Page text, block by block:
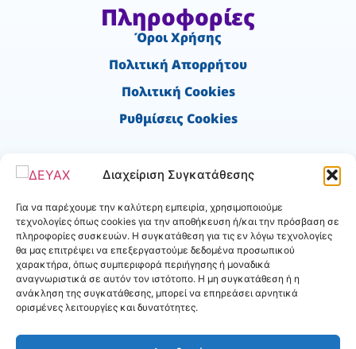
Διαχείριση Συγκατάθεσης
Για να παρέχουμε την καλύτερη εμπειρία, χρησιμοποιούμε
τεχνολογίες όπως cookies για την αποθήκευση ή/και την πρόσβαση σε
πληροφορίες συσκευών. Η συγκατάθεση για τις εν λόγω τεχνολογίες
θα μας επιτρέψει να επεξεργαστούμε δεδομένα προσωπικού
χαρακτήρα, όπως συμπεριφορά περιήγησης ή μοναδικά
αναγνωριστικά σε αυτόν τον ιστότοπο. Η μη συγκατάθεση ή η
ανάκληση της συγκατάθεσης, μπορεί να επηρεάσει αρνητικά
ορισμένες λειτουργίες και δυνατότητες.
Πληροφορίες
Όροι Χρήσης
Πολιτική Απορρήτου
Πολιτική Cookies
Ρυθμίσεις Cookies
Χρήσιμα
Αιτήσεις Αποχέτευσης
Δήλωση Βλάβης
e-Services
Είσοδος